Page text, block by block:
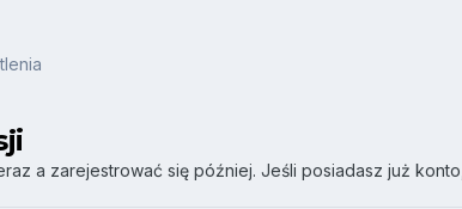
a zarejestrować się później. Jeśli posiadasz już konto,